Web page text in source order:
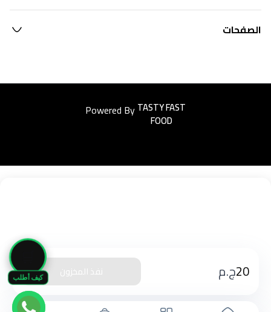
كيف أطلب 20ج.م نفذ المخزون
الصفحات
Powered ByEasyorders